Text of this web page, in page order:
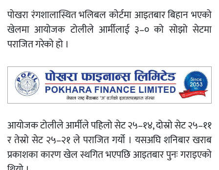
पोखरा रंगशालास्थित भलिबल कोर्टमा आइतबार बिहान भएको
खेलमा आयोजक टोलीले आर्मीलाई ३–० को सोझो सेटमा
पराजित गरेको हो ।
आयोजक टोलीले आर्मीले पहिलो सेट २५–१४, दोस्रो सेट २५–११
र तेस्रो सेट २५–२१ ले पराजित गर्यो । यसअघि शनिबार खराब
प्रकाशका कारण खेल स्थगित भएपछि आइतबार पुनः गराइएको